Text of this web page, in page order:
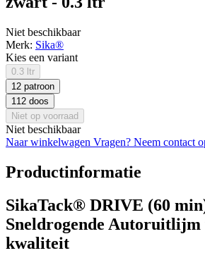
Niet beschikbaar
Merk: Sika®
Kies een variant
0.3 ltr
12 patroon
112 doos
Niet op voorraad
Niet beschikbaar
Naar winkelwagen Vragen? Neem contact
Productinformatie
SikaTack® DRIVE (60
Sneldrogende
kwaliteit